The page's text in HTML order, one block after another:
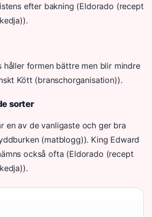
efter bakning (Eldorado (recept
håller formen bättre men blir mindre
Kött (branschorganisation)).
sorter
en av de vanligaste och ger bra
(matblogg)). King Edward
också ofta (Eldorado (recept